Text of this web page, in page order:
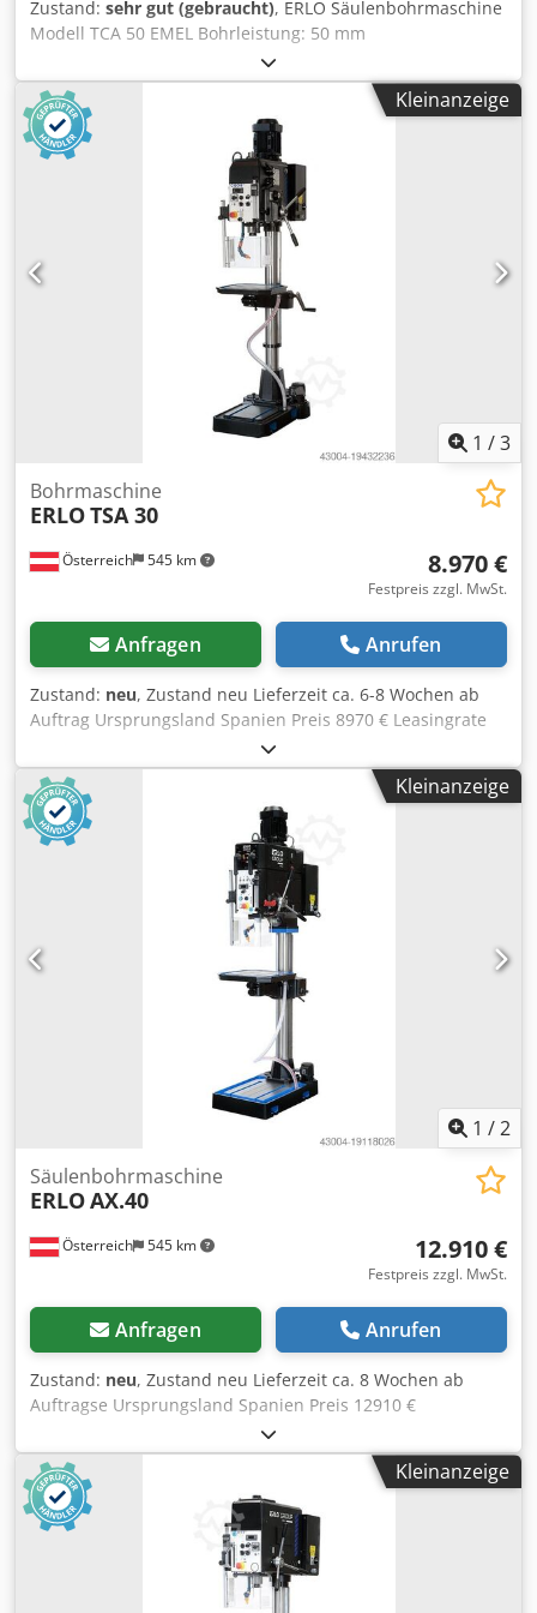
Zustand: sehr gut (gebraucht), ERLO Säulenbohrmaschine
Modell TCA 50 EMEL Bohrleistung: 50 mm
Gewindeschneidleistung: M45 mm Bohrhub: 260 mm
Abstand zur Säule: 400 mm Drehzahl: 45 - 1115 U/min
Tischgröße: 560 x 560 mm Automatischer Vorschub mit
Drucktaster Gewindeschneiden Dcodpfx Aszfpmzol Rjk
Kleinanzeige
1 /3
Österreich 545 km
Bohrmaschine
ERLOTSA 30
8.970 €
Festpreis zzgl. MwSt.
Anfragen Anrufen
Zustand: neu, Zustand neu Lieferzeit ca. 6-8 Wochen ab
Auftrag Ursprungsland Spanien Preis 8970 € Leasingrate
173.12 € Bohrleistung in Baustahl 30 mm Aufnahme MK 3
Ausladung 250 mm Drehzahlen 65 - 3.060 (8) U/min Länge
380 mm Breite 600 mm Höhe 2060 mm Gewicht 260 kg
Säulendurchmesser 100 mm Dcedpewva Hpofx Al Rjk
Abstand Spindel - Tisch 170 - 660 mm Abstand Spindel -
Fuß 1.216 mm Tisch 300 x 270 mm Fußgröße 600 x 380 mm
ERLO (MADE IN SPAIN) FÜR DEN PRODUKTIONSEINSATZ
Hochleistungs Getriebe Bohrmaschine 2 automatische
Vorschübe Links-Rechtslauf Automatischer
Bohrerauswerfer Einstellberer Tiefenanschlag Tisch mit T-
Nuten Schutzvorrichtung mit Mikroschalter Beleuchtung
Betriebsanleitung in DEUTSCH oder Englisch CE OPTIONEN
(PREISE AUF ANFRAGE): Kühlmitteleinrichtung mit T-Nuten
in der Grundplatte ERB Gewindeschneidvorrichtung IR/RS
Kleinanzeige
1 /2
Österreich 545 km
Säulenbohrmaschine
ERLOAX.40
12.910 €
Festpreis zzgl. MwSt.
Anfragen Anrufen
Zustand: neu, Zustand neu Lieferzeit ca. 8 Wochen ab
Auftragse Ursprungsland Spanien Preis 12910 €
Leasingrate 247.87 € Bohrleistung in Baustahl 40 mm
Aufnahme MK 4 Ausladung 350 mm Drehzahlen 132-194-
277-319-466-666-8 U/min Motor 2.2 kW
Gewindeschneidleistung M33 Länge 755 mm Breite 480
mm Höhe 2280 mm Gewicht 490 kg Vorschübe 0,1 - 0,2 -
0,3 mm/U Säulendurchmesser 150 mm Abstand Spindel -
Tisch 80 - 880 mm Abstand Spindel - Fuß 1225 mm Tisch
480 x 480 mm Pinolenhub 175 mm Automatischer
Kleinanzeige